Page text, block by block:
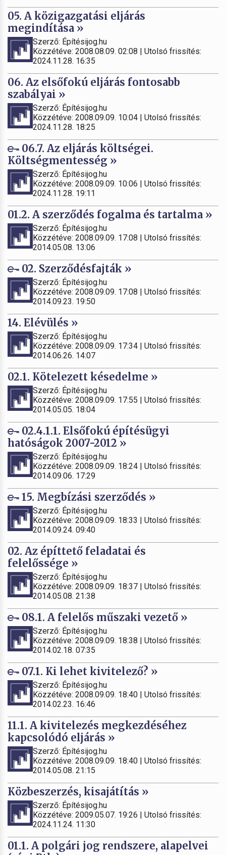
05. A közigazgatási eljárás
megindítása »
Szerző: Építésijog.hu
Közzétéve: 2008.08.09. 02:08 | Utolsó frissítés:
2024.11.28. 16:35
06. Az elsőfokú eljárás fontosabb
szabályai »
Szerző: Építésijog.hu
Közzétéve: 2008.09.09. 10:04 | Utolsó frissítés:
2024.11.28. 18:25
06.7. Az eljárás költségei.
Költségmentesség »
Szerző: Építésijog.hu
Közzétéve: 2008.09.09. 10:06 | Utolsó frissítés:
2024.11.28. 19:11
01.2. A szerződés fogalma és tartalma »
Szerző: Építésijog.hu
Közzétéve: 2008.09.09. 17:08 | Utolsó frissítés:
2014.05.08. 13:06
02. Szerződésfajták »
Szerző: Építésijog.hu
Közzétéve: 2008.09.09. 17:08 | Utolsó frissítés:
2014.09.23. 19:50
14. Elévülés »
Szerző: Építésijog.hu
Közzétéve: 2008.09.09. 17:34 | Utolsó frissítés:
2014.06.26. 14:07
02.1. Kötelezett késedelme »
Szerző: Építésijog.hu
Közzétéve: 2008.09.09. 17:55 | Utolsó frissítés:
2014.05.05. 18:04
02.4.1.1. Elsőfokú építésügyi
hatóságok 2007-2012 »
Szerző: Építésijog.hu
Közzétéve: 2008.09.09. 18:24 | Utolsó frissítés:
2014.09.06. 17:29
15. Megbízási szerződés »
Szerző: Építésijog.hu
Közzétéve: 2008.09.09. 18:33 | Utolsó frissítés:
2014.09.24. 09:40
02. Az építtető feladatai és
felelőssége »
Szerző: Építésijog.hu
Közzétéve: 2008.09.09. 18:37 | Utolsó frissítés:
2014.05.08. 21:38
08.1. A felelős műszaki vezető »
Szerző: Építésijog.hu
Közzétéve: 2008.09.09. 18:38 | Utolsó frissítés:
2014.02.18. 07:35
07.1. Ki lehet kivitelező? »
Szerző: Építésijog.hu
Közzétéve: 2008.09.09. 18:40 | Utolsó frissítés:
2014.02.23. 16:46
11.1. A kivitelezés megkezdéséhez
kapcsolódó eljárás »
Szerző: Építésijog.hu
Közzétéve: 2008.09.09. 18:40 | Utolsó frissítés:
2014.05.08. 21:15
Közbeszerzés, kisajátítás »
Szerző: Építésijog.hu
Közzétéve: 2009.05.07. 19:26 | Utolsó frissítés:
2024.11.24. 11:30
01.1. A polgári jog rendszere, alapelvei